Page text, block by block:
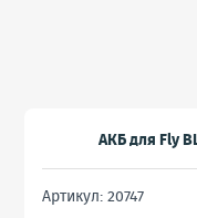
АКБ для Fly
Артикул: 20747